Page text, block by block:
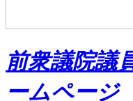
前衆議院議
ームページ